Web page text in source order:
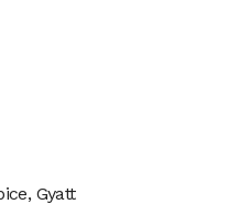
Gyatt